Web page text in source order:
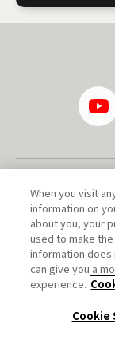
お問い合わせ
プライバシーポリシー
採用情報
Cookie Settings
When you visit
information on
about you, your
used to make
information
can give you a
experience.
Cookie